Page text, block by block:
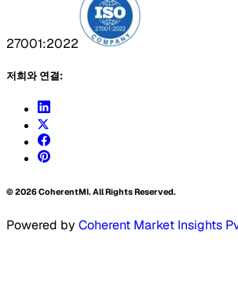
27001:2022
저희와 연결:
©2026CoherentMI. All Rights Reserved.
Powered by Coherent Market Insights